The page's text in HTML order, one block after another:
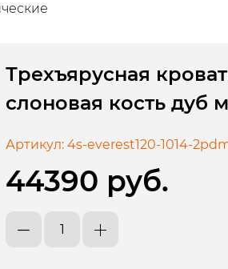
Трехъярусная
слоновая кость дуб
Артикул: 4s-everest120-1014-
44390 руб.